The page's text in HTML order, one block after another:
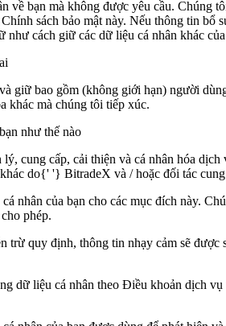
về bạn mà không được yêu cầu.
sách bảo mật này. Nếu thông tin
cách giữ các dữ liệu cá nhân khác
giữ bao gồm (không giới hạn) người
khác mà chúng tôi tiếp xúc.
như thế nào
lý, cung cấp, cải thiện và cá nhân hóa
khác do{' '} BitradeX và / hoặc đối tác
nhân của bạn cho các mục đích này.
phép.
trừ quy định, thông tin nhạy cảm sẽ
dữ liệu cá nhân theo Điều khoản dịch